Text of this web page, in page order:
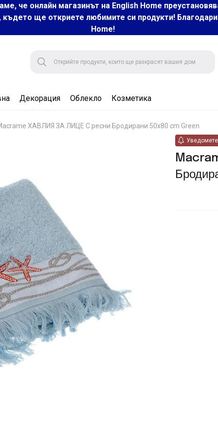
че онлайн магазинът на English Home
ще откриете любимите си продукти!
Home!
Декорация Облекло Козметика
ХАВЛИЯ ЗА ЛИЦЕ С ресни Бродирани 50x80 cm Green
Уведомете